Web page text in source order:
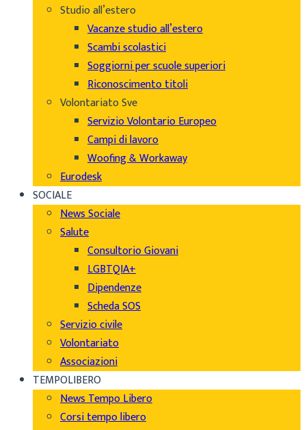
Studio all’estero
Vacanze studio all’estero
Scambi scolastici
Soggiorni per scuole superiori
Riconoscimento titoli
Volontariato Sve
Servizio Volontario Europeo
Campi di lavoro
Woofing & Workaway
Eurodesk
SOCIALE
News Sociale
Salute
Consultorio Giovani
LGBTQIA+
Dipendenze
Scheda SOS
Servizio civile
Volontariato
Associazioni
TEMPOLIBERO
News Tempo Libero
Corsi tempo libero